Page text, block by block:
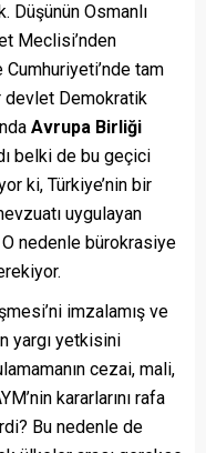
Düşünün Osmanlı
Meclisi’nden
tam
devlet Demokratik
Avrupa Birliği
belki de bu geçici
ki, Türkiye’nin bir
uygulayan
O nedenle bürokrasiye
imzalamış ve
yargı yetkisini
cezai, mali,
kararlarını rafa
Bu nedenle de